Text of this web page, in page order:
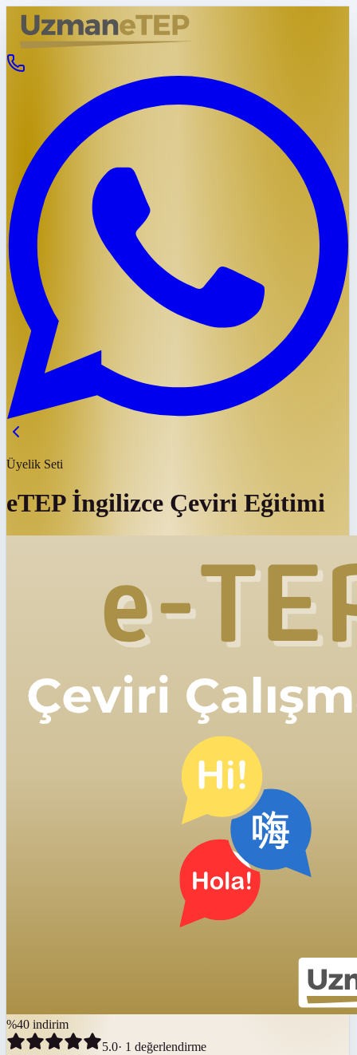
Üyelik Seti
eTEP İngilizce Çeviri Eğitimi
%40 indirim
5.0· 1 değerlendirme